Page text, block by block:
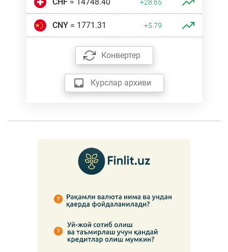
+28.65
CNY= 1771.31 +5.79
Конвертер
Курслар архиви